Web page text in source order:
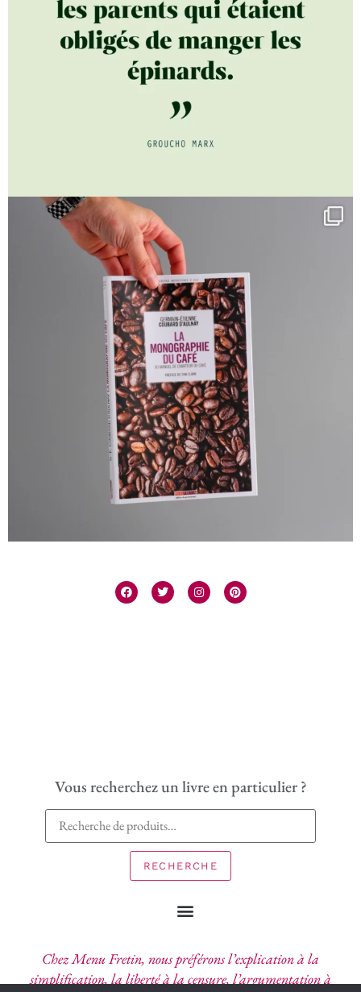
Vous recherchez un livre en particulier ?
RECHERCHE
Chez Menu Fretin, nous préférons l’explication à la
simplification, la liberté à la censure, l’argumentation à